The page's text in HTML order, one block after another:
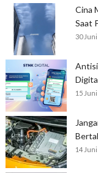
Cina
Saat
30
15
14